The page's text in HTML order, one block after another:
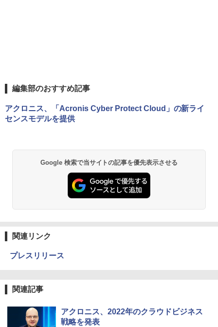
編集部のおすすめ記事
アクロニス、「Acronis Cyber Protect Cloud」の新ライ
センスモデルを提供
Google 検索で当サイトの記事を優先表示させる
関連リンク
プレスリリース
関連記事
アクロニス、2022年のクラウドビジネス
戦略を発表